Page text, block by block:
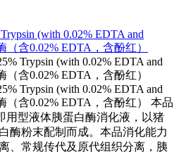
(with 0.02% EDTA and
（含0.02% EDTA，含酚红）
Trypsin (with 0.02% EDTA and
（含0.02% EDTA，含酚红）
Trypsin (with 0.02% EDTA and
（含0.02% EDTA，含酚红） 本品
用型液体胰蛋白酶消化液，以猪
酶粉末配制而成。本品消化能力
、常规传代及原代组织分离，胰